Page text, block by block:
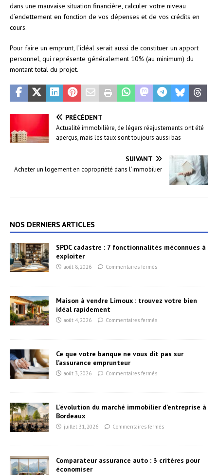
dans une mauvaise situation financière, calculer votre niveau
d’endettement en fonction de vos dépenses et de vos crédits en
cours.
Pour faire un emprunt, l’idéal serait aussi de constituer un apport
personnel, qui représente généralement 10% (au minimum) du
montant total du projet.
PRÉCÉDENT
Actualité immobilière, de légers réajustements ont été
aperçus, mais les taux sont toujours aussi bas
SUIVANT
Acheter un logement en copropriété dans l’immobilier
NOS DERNIERS ARTICLES
SPDC cadastre : 7 fonctionnalités méconnues à
exploiter
août 8, 2026 Commentaires fermés
Maison à vendre Limoux : trouvez votre bien
idéal rapidement
août 4, 2026 Commentaires fermés
Ce que votre banque ne vous dit pas sur
l’assurance emprunteur
août 3, 2026 Commentaires fermés
L’évolution du marché immobilier d’entreprise à
Bordeaux
juillet 31, 2026 Commentaires fermés
Comparateur assurance auto : 3 critères pour
économiser